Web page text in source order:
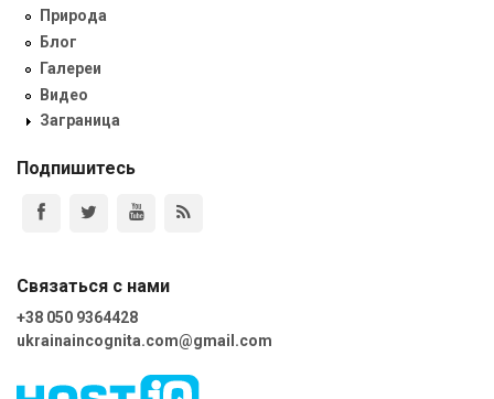
Природа
Блог
Галереи
Видео
Заграница
Подпишитесь
Связаться с нами
+38 050 9364428
ukrainaincognita.com@gmail.com